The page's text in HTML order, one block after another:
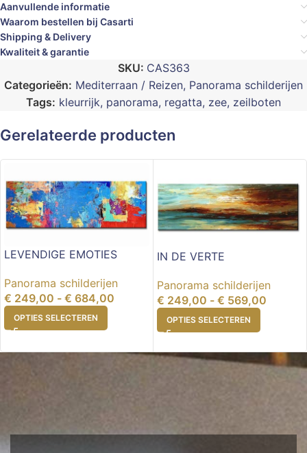
Aanvullende informatie
Waarom bestellen bij Casarti
Shipping & Delivery
Kwaliteit & garantie
SKU: CAS363
Categorieën: Mediterraan / Reizen, Panorama schilderijen
Tags: kleurrijk, panorama, regatta, zee, zeilboten
Gerelateerde producten
LEVENDIGE EMOTIES
Panorama schilderijen
€ 249,00 - € 684,00
OPTIES SELECTEREN
IN DE VERTE
Panorama schilderijen
€ 249,00 - € 569,00
OPTIES SELECTEREN